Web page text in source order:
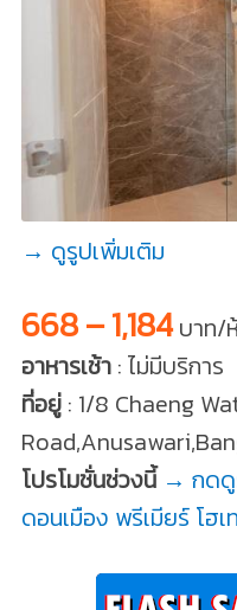
→ ดูรูปเพิ่มเติม
668 – 1,184บาท/
อาหารเช้า: ไม่มีบริการ
ที่อยู่: 1/8 Chaeng
โปรโมชั่นช่วงนี้ → กดดู
ดอนเมือง พรีเมียร์ โฮเ